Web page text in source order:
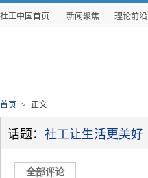
社工中国首页 新闻聚焦 理论前沿
首页 > 正文
话题： 社工让生活更美好
全部评论